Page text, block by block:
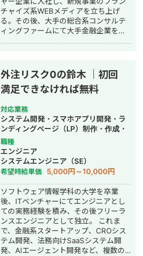
チャイズ系WEBメディアを立ち上げ
る。その後、大手の総合系コンサルテ
ィングファームにて大手金融企業を顧
外注リスク0の鈴木 ｜初回
満足できなければ無料
対応業務
システム開発・スマホアプリ開発・ラ
ンディングページ（LP）制作・作成・
ECサイト構築・ネットショップ作成代
行・SEO対策・新規事業立上・SNS運
用代行・記事作成代行・ライティン
グ・翻訳・ホームページ制作・作成・
バナー制作・デザイン・ロゴデザイ
ン・作成・イラスト制作・動画制作・
動画編集・AI活用
職種
エンジニア
システムエンジニア（SE）
希望時給単価 5,000円～10,000円
ソフトウェア情報学科の大学を卒業
後、ITベンチャーにてエンジニアとし
ての実務経験を積み、その後フリーラ
ンスエンジニアとして独立。 これま
で、金融系スタートアップ、CROシス
テム開発、法務向けSaaSシステム開
発、AIエージェント開発など、複数の